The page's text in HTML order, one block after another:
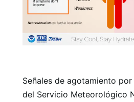
Señales de agotamiento
del Servicio Meteorológico